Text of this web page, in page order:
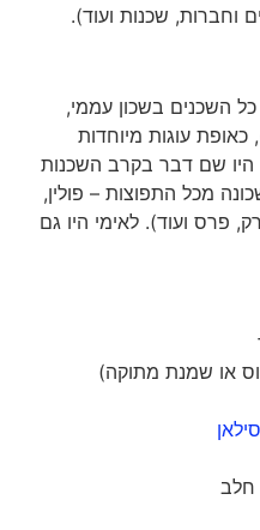
שכנות ועוד).
השכנים בשכון עממי,
עוגות מיוחדות
שם דבר בקרב השכנות
מכל התפוצות – פולין,
ועוד). לאימי היו גם